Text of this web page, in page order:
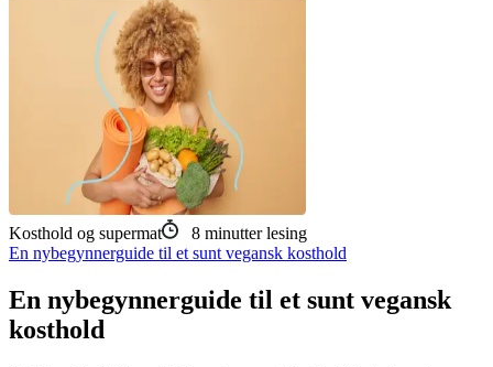
Kosthold og supermat 8 minutter lesing
En nybegynnerguide til et sunt vegansk kosthold
En nybegynnerguide til et sunt vegansk
kosthold